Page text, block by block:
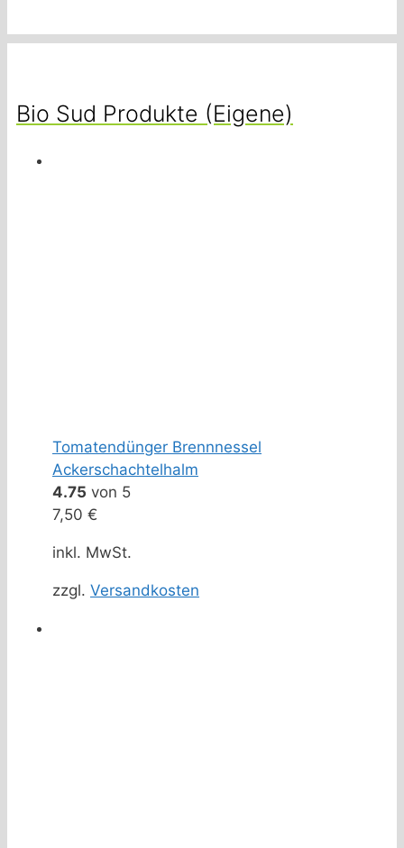
Bio Sud Produkte (Eigene)
Tomatendünger Brennnessel
Ackerschachtelhalm
4.75 von 5
7,50 €
inkl. MwSt.
zzgl. Versandkosten